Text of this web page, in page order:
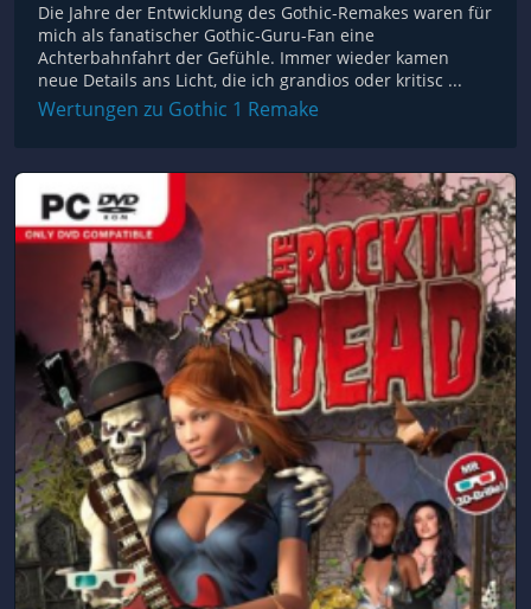
Die Jahre der Entwicklung des Gothic-Remakes waren für
mich als fanatischer Gothic-Guru-Fan eine
Achterbahnfahrt der Gefühle. Immer wieder kamen
neue Details ans Licht, die ich grandios oder kritisc ...
Wertungen zu Gothic 1 Remake